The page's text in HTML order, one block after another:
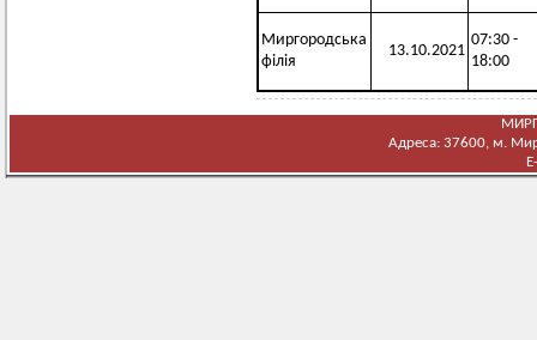
Миргородська
філія
13.10.2021
07:30 -
18:00
Адреса: 37600, м.